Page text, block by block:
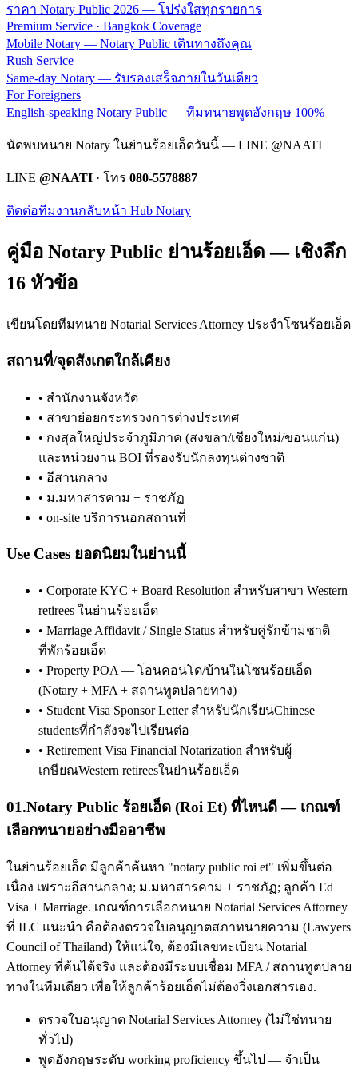
ราคา Notary Public 2026 — โปร่งใสทุกรายการ
Premium Service · Bangkok Coverage
Mobile Notary — Notary Public เดินทางถึงคุณ
Rush Service
Same-day Notary — รับรองเสร็จภายในวันเดียว
For Foreigners
English-speaking Notary Public — ทีมทนายพูดอังกฤษ 100%
นัดพบทนาย Notary ในย่านร้อยเอ็ดวันนี้ — LINE @NAATI
LINE @NAATI · โทร 080-5578887
ติดต่อทีมงานกลับหน้า Hub Notary
คู่มือ Notary Public ย่านร้อยเอ็ด — เชิงลึก
16 หัวข้อ
เขียนโดยทีมทนาย Notarial Services Attorney ประจำโซนร้อยเอ็ด
สถานที่/จุดสังเกตใกล้เคียง
• สำนักงานจังหวัด
• สาขาย่อยกระทรวงการต่างประเทศ
• กงสุลใหญ่ประจำภูมิภาค (สงขลา/เชียงใหม่/ขอนแก่น)
และหน่วยงาน BOI ที่รองรับนักลงทุนต่างชาติ
• อีสานกลาง
• ม.มหาสารคาม + ราชภัฏ
• on-site บริการนอกสถานที่
Use Cases ยอดนิยมในย่านนี้
• Corporate KYC + Board Resolution สำหรับสาขา Western
retirees ในย่านร้อยเอ็ด
• Marriage Affidavit / Single Status สำหรับคู่รักข้ามชาติ
ที่พักร้อยเอ็ด
• Property POA — โอนคอนโด/บ้านในโซนร้อยเอ็ด
(Notary + MFA + สถานทูตปลายทาง)
• Student Visa Sponsor Letter สำหรับนักเรียนChinese
studentsที่กำลังจะไปเรียนต่อ
• Retirement Visa Financial Notarization สำหรับผู้
เกษียณWestern retireesในย่านร้อยเอ็ด
01.Notary Public ร้อยเอ็ด (Roi Et) ที่ไหนดี — เกณฑ์
เลือกทนายอย่างมืออาชีพ
ในย่านร้อยเอ็ด มีลูกค้าค้นหา "notary public roi et" เพิ่มขึ้นต่อ
เนื่อง เพราะอีสานกลาง; ม.มหาสารคาม + ราชภัฏ; ลูกค้า Ed
Visa + Marriage. เกณฑ์การเลือกทนาย Notarial Services Attorney
ที่ ILC แนะนำ คือต้องตรวจใบอนุญาตสภาทนายความ (Lawyers
Council of Thailand) ให้แน่ใจ, ต้องมีเลขทะเบียน Notarial
Attorney ที่ค้นได้จริง และต้องมีระบบเชื่อม MFA / สถานทูตปลาย
ทางในทีมเดียว เพื่อให้ลูกค้าร้อยเอ็ดไม่ต้องวิ่งเอกสารเอง.
ตรวจใบอนุญาต Notarial Services Attorney (ไม่ใช่ทนาย
ทั่วไป)
พูดอังกฤษระดับ working proficiency ขึ้นไป — จำเป็น